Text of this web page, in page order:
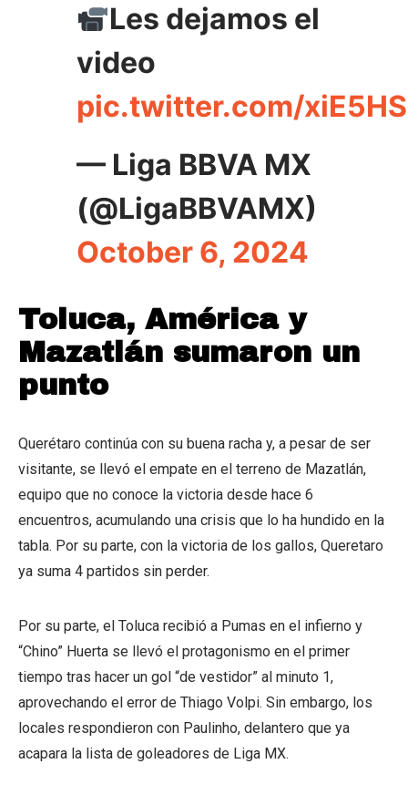
Les dejamos el
video
pic.twitter.com/
— Liga BBVA MX
(@LigaBBVAMX)
October 6, 2024
Toluca, América y
Mazatlán sumaron un
punto
Querétaro continúa con su buena racha y, a pesar de ser
visitante, se llevó el empate en el terreno de Mazatlán,
equipo que no conoce la victoria desde hace 6
encuentros, acumulando una crisis que lo ha hundido en la
tabla. Por su parte, con la victoria de los gallos, Queretaro
ya suma 4 partidos sin perder.
Por su parte, el Toluca recibió a Pumas en el infierno y
“Chino” Huerta se llevó el protagonismo en el primer
tiempo tras hacer un gol “de vestidor” al minuto 1,
aprovechando el error de Thiago Volpi. Sin embargo, los
locales respondieron con Paulinho, delantero que ya
acapara la lista de goleadores de Liga MX.